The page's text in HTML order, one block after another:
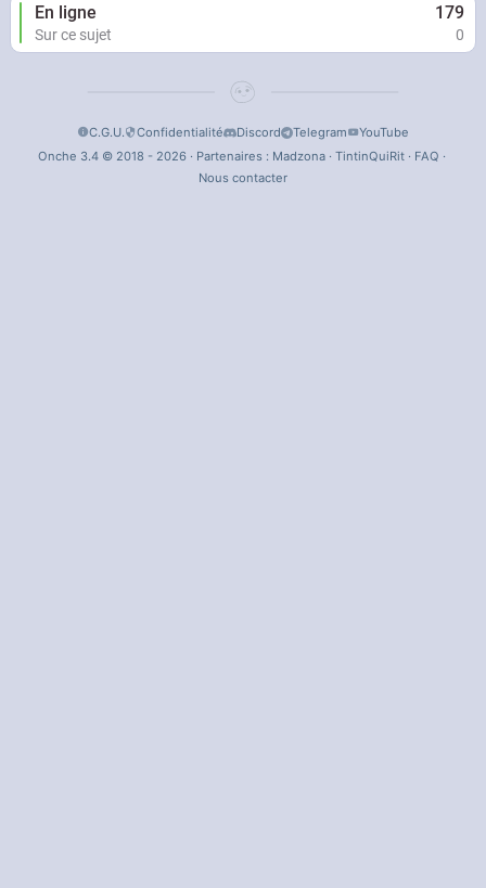
En ligne 179
Sur ce sujet 0
C.G.U. Confidentialité Discord Telegram
YouTube
Onche 3.4 © 2018 - 2026 · Partenaires : Madzona· TintinQuiRit· FAQ ·
Nous contacter